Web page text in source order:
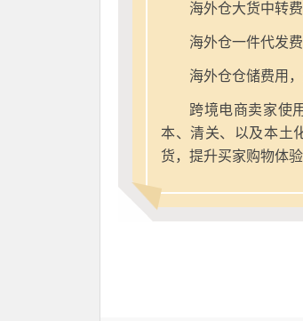
海外仓大货中转
海外仓一件代发
海外仓仓储费用
跨境电商卖家使
本、清关、以及本土
货，提升买家购物体